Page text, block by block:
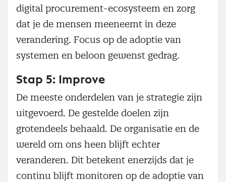
digital procurement-ecosysteem en zorg
dat je de mensen meeneemt in deze
verandering. Focus op de adoptie van
systemen en beloon gewenst gedrag.
Stap 5: Improve
De meeste onderdelen van je strategie zijn
uitgevoerd. De gestelde doelen zijn
grotendeels behaald. De organisatie en de
wereld om ons heen blijft echter
veranderen. Dit betekent enerzijds dat je
continu blijft monitoren op de adoptie van